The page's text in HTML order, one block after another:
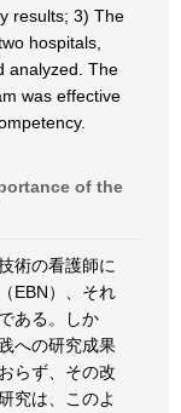
results; 3) The
hospitals,
analyzed. The
was effective
of the
術の看護師に
EBN）、それ
ある。しか
への研究成果
らず、その改
究は、このよ